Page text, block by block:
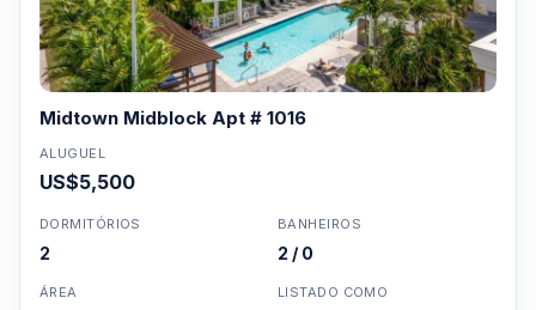
Midtown Midblock Apt # 1016
ALUGUEL
US$5,500
DORMITÓRIOS
2
BANHEIROS
2 / 0
ÁREA LISTADO COMO